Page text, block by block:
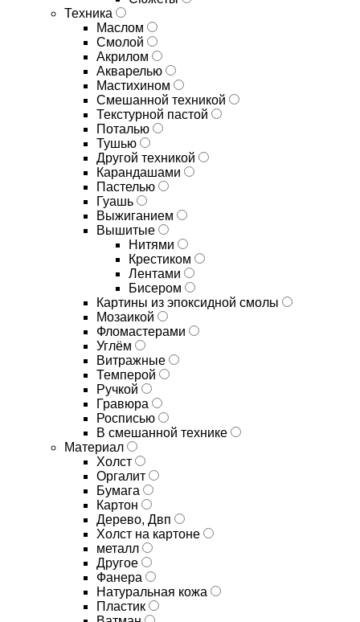
Техника
Маслом
Смолой
Акрилом
Акварелью
Мастихином
Смешанной техникой
Текстурной пастой
Поталью
Тушью
Другой техникой
Карандашами
Пастелью
Гуашь
Выжиганием
Вышитые
Нитями
Крестиком
Лентами
Бисером
Картины из эпоксидной смолы
Мозаикой
Фломастерами
Углём
Витражные
Темперой
Ручкой
Гравюра
Росписью
В смешанной технике
Материал
Холст
Оргалит
Бумага
Картон
Дерево, Двп
Холст на картоне
металл
Другое
Фанера
Натуральная кожа
Пластик